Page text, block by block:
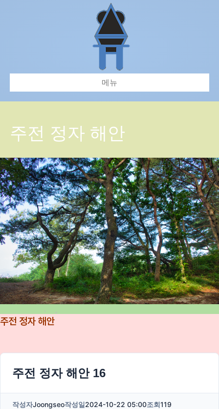
메뉴
주전 정자 해안
주전 정자 해안
주전 정자 해안 16
작성자Joongseo작성일2024-10-22 05:00조회119